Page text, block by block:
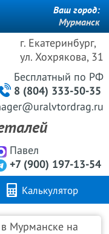
г. Екатеринбург,
ул. Хохрякова, 31
Павел
+7 (900) 197-13-54
Бесплатный по РФ
8 (804) 333-50-35
Ваш город:
Мурманск
Калькулятор
Контакты
Мурманске на